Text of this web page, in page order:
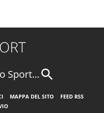
Sport...
MAPPA DEL SITO
FEED RSS